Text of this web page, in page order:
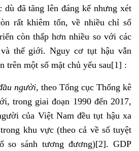
dù đã tăng lên đáng kể nhưng xét
rất khiêm tốn, về nhiều chỉ số
còn thấp hơn nhiều so với các
thế giới. Nguy cơ tụt hậu vẫn
trên một số mặt chủ yếu sau[1] :
người, theo Tổng cục Thống kê
trong giai đoạn 1990 đến 2017,
của Việt Nam đều tụt hậu xa
khu vực (theo cả về số tuyệt
so sánh tương đương)[2]. GDP